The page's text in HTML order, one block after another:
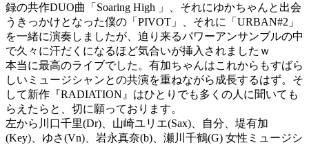
録の共作DUO曲「Soaring High 」、それにゆかちゃんと出会
うきっかけとなった僕の「PIVOT」、それに「URBAN#2」
を一緒に演奏しましたが、迫り来るパワーアンサンブルの中
で久々に汗だくになるほど気合いが挿入されましたｗ
本当に最高のライブでした。有加ちゃんはこれからもすばら
しいミュージシャンとの共演を重ねながら成長するはず。そ
して新作『RADIATION』はひとりでも多くの人に聞いても
らえたらと、切に願っております。
左から川口千里(Dr)、山崎ユリエ(Sax)、自分、堤有加
(Key)、ゆさ(Vn)、岩永真奈(b)、瀬川千鶴(G) 女性ミュージシ